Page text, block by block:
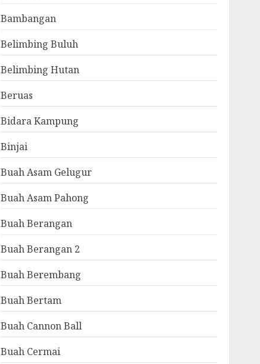
Bambangan
Belimbing Buluh
Belimbing Hutan
Beruas
Bidara Kampung
Binjai
Buah Asam Gelugur
Buah Asam Pahong
Buah Berangan
Buah Berangan 2
Buah Berembang
Buah Bertam
Buah Cannon Ball
Buah Cermai